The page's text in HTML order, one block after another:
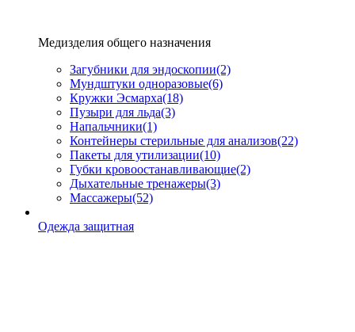
Медизделия общего назначения
Загубники для эндоскопии(2)
Мундштуки одноразовые(6)
Кружки Эсмарха(18)
Пузыри для льда(3)
Напальчники(1)
Контейнеры стерильные для анализов(22)
Пакеты для утилизации(10)
Губки кровоостанавливающие(2)
Дыхательные тренажеры(3)
Массажеры(52)
Одежда защитная